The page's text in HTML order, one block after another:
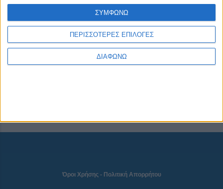
ΠΕΡΙΣΣΟΤΕΡΕΣ ΕΠΙΛΟΓΕΣ
ΔΙΑΦΩΝΩ
ΣΥΜΦΩΝΩ
NEWSLETTER
Όροι Χρήσης- Πολιτική Απορρήτου